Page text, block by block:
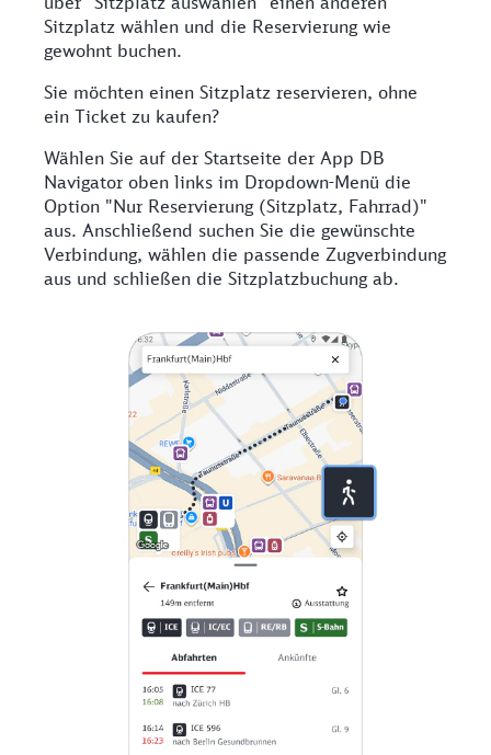
Sitzplatz wählen und die Reservierung wie
gewohnt buchen.
Sie möchten einen Sitzplatz reservieren, ohne
ein Ticket zu kaufen?
Wählen Sie auf der Startseite der App DB
Navigator oben links im Dropdown-Menü die
Option "Nur Reservierung (Sitzplatz, Fahrrad)"
aus. Anschließend suchen Sie die gewünschte
Verbindung, wählen die passende Zugverbindung
aus und schließen die Sitzplatzbuchung ab.